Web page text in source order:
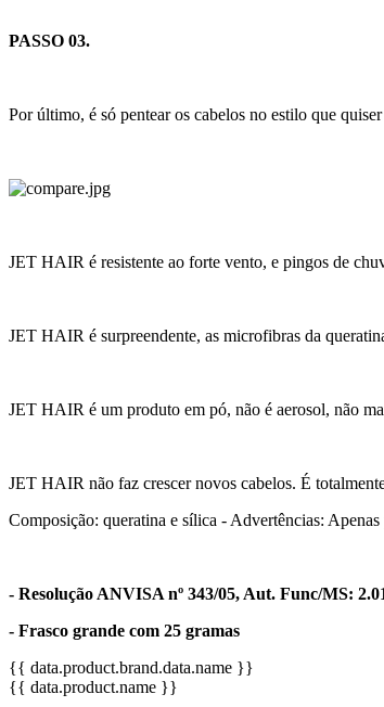
PASSO 03.
Por último, é só pentear os cabelos no estilo que
JET HAIR é resistente ao forte vento, e pingos de
JET HAIR é surpreendente, as microfibras da
JET HAIR é um produto em pó, não é aerosol, não
JET HAIR não faz crescer novos cabelos. É
Composição: queratina e sílica - Advertências:
- Resolução ANVISA nº 343/05, Aut. Func/MS:
- Frasco grande com 25 gramas
{{ data.product.brand.data.name }}
{{ data.product.name }}